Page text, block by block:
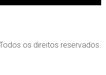
os direitos reservados.